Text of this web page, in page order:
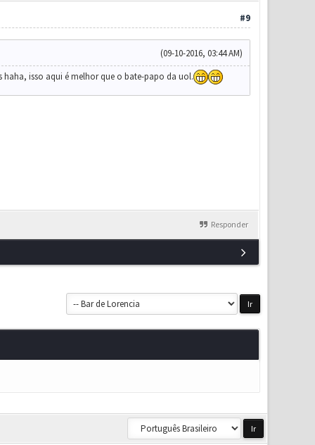
#9
(09-10-2016, 03:44 AM)
haha, isso aqui é melhor que o bate-papo da uol.
Responder